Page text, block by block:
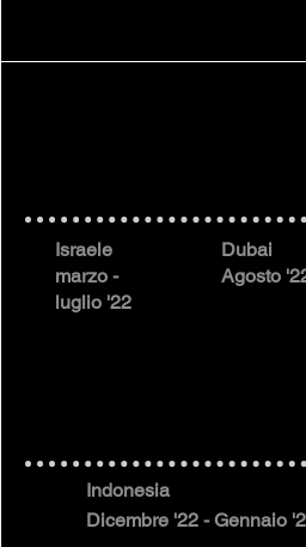
Israele
marzo -
luglio '22
Dubai
Agosto
Indonesia
Dicembre '22 - Gennaio